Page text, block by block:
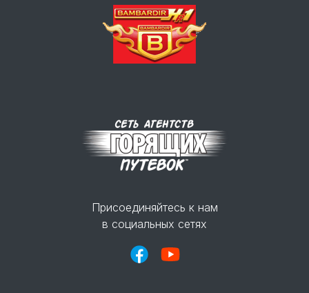
Присоединяйтесь к нам
в социальных сетях